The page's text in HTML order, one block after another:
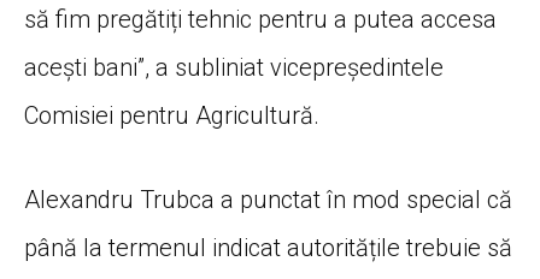
să fim pregătiți tehnic pentru a putea accesa
acești bani”, a subliniat vicepreședintele
Comisiei pentru Agricultură.
Alexandru Trubca a punctat în mod special că
până la termenul indicat autoritățile trebuie să